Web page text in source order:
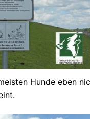
Hunde eben